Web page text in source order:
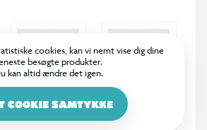
cookies, kan vi nemt vise dig dine
besøgte produkter.
kan altid ændre det igen.
COOKIE SAMTYKKE